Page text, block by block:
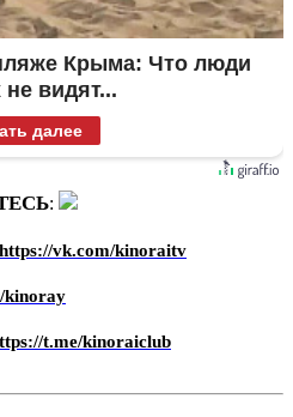
Крыма: Что люди
видят...
далее
:
https://vk.com/kinoraitv
kinoray
t.me/kinoraiclub